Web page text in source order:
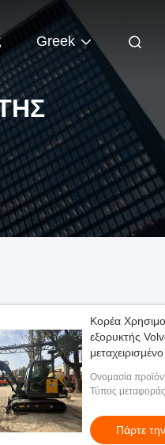
Greek
Κορέα
εξορυκτής
Ονομασία
EC60D
Τύπος
Πάρτε